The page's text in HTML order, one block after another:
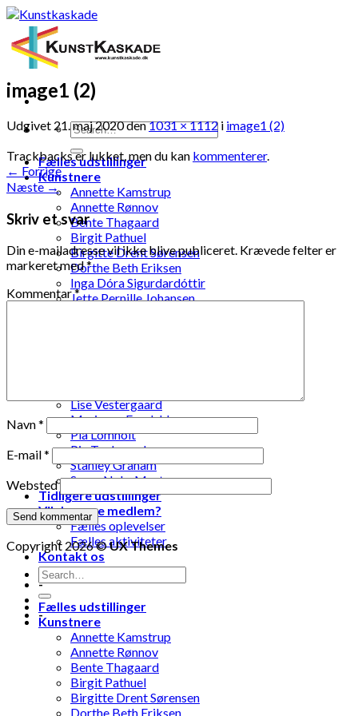
Skip
content
Fælles udstillinger
Kunstnere
Annette Kamstrup
Annette Rønnov
Bente Thagaard
Birgit Pathuel
Birgitte Drent Sørensen
Dorthe Beth Eriksen
Inga Dóra Sigurdardóttir
Jette Pernille Johansen
Lise Vestergaard
Marianne Engdahl
Pia Lomholt
Pia Teglgaard
Stanley Graham
Susse Nøhr Mastrup
Tidligere udstillinger
Vil du være medlem?
Fælles oplevelser
Fælles aktiviteter
Kontakt os
-
-
image1 (2)
Udgivet 21. maj 2020den1031 × 1112 i image1 (2)
Trackbacks er lukket, men du kan kommenterer.
← Forrige
Næste→
Skriv et svar
Din e-mailadresse vil ikke blive publiceret. Krævede felter er
markeret med*
Kommentar*
Navn*
E-mail*
Websted
Copyright 2026 ©UX Themes
Fælles udstillinger
Kunstnere
Annette Kamstrup
Annette Rønnov
Bente Thagaard
Birgit Pathuel
Birgitte Drent Sørensen
Dorthe Beth Eriksen